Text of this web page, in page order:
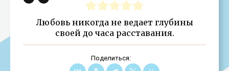
Любовь никогда не ведает глубины
своей до часа расставания.
Поделиться: